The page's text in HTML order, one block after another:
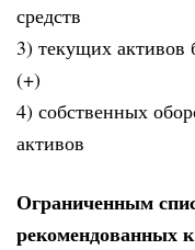
средств
3) текущих активов
(+)
4) собственных
активов
Ограниченным
рекомендованных